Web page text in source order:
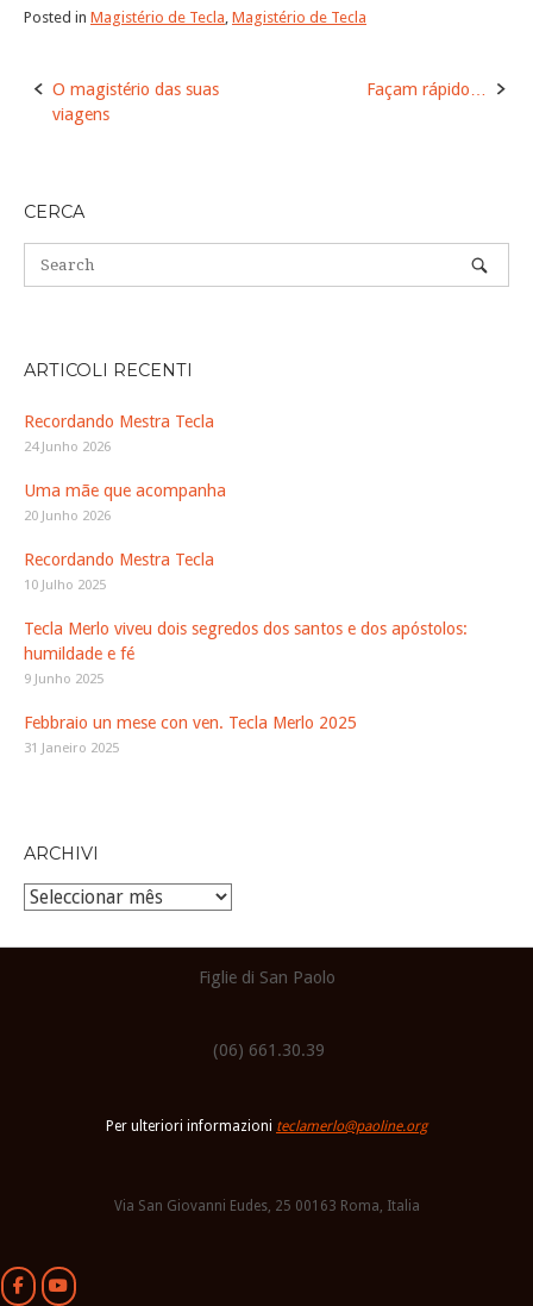
Posted in Magistério de Tecla Magistério de Tecla
Post
navigation
O magistério das suas
viagens
Façam rápido…
CERCA
ARTICOLI RECENTI
Recordando Mestra Tecla
24 Junho 2026
Uma mãe que acompanha
20 Junho 2026
Recordando Mestra Tecla
10 Julho 2025
Tecla Merlo viveu dois segredos dos santos e dos apóstolos:
humildade e fé
9 Junho 2025
Febbraio un mese con ven. Tecla Merlo 2025
31 Janeiro 2025
ARCHIVI
Archivi
Figlie di San Paolo
(06) 661.30.39
Per ulteriori informazioni teclamerlo@paoline.org
Via San Giovanni Eudes, 25 00163 Roma, Italia